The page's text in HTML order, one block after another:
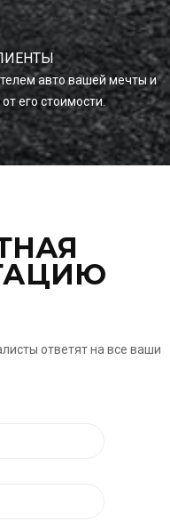
авто вашей мечты и
его стоимости.
ответят на все ваши